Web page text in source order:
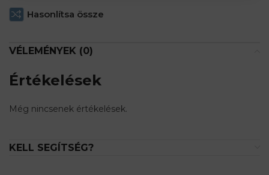
Hasonlítsa össze
VÉLEMÉNYEK (0)
Értékelések
Még nincsenek értékelések.
KELL SEGÍTSÉG?